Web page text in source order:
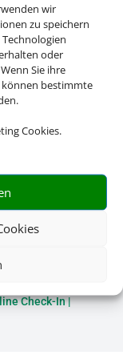
wir
zu speichern
oder
Sie ihre
bestimmte
Cookies.
Check-In|